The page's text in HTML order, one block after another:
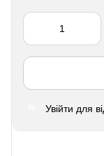
Увійти для